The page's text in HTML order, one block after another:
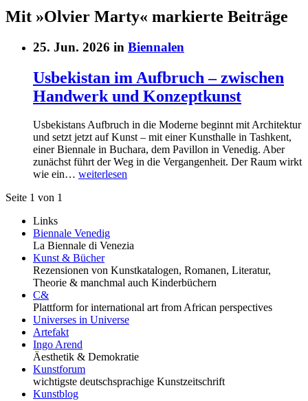
Mit »Olvier Marty« markierte Beiträge
25. Jun. 2026 in Biennalen
Usbekistan im Aufbruch – zwischen
Handwerk und Konzeptkunst
Usbekistans Aufbruch in die Moderne beginnt mit Architektur
und setzt jetzt auf Kunst – mit einer Kunsthalle in Tashkent,
einer Biennale in Buchara, dem Pavillon in Venedig. Aber
zunächst führt der Weg in die Vergangenheit. Der Raum wirkt
wie ein… weiterlesen
Seite 1 von 1
Links
Biennale Venedig
La Biennale di Venezia
Kunst & Bücher
Rezensionen von Kunstkatalogen, Romanen, Literatur,
Theorie & manchmal auch Kinderbüchern
C&
Plattform for international art from African perspectives
Universes in Universe
Artefakt
Ingo Arend
Äesthetik & Demokratie
Kunstforum
wichtigste deutschsprachige Kunstzeitschrift
Kunstblog